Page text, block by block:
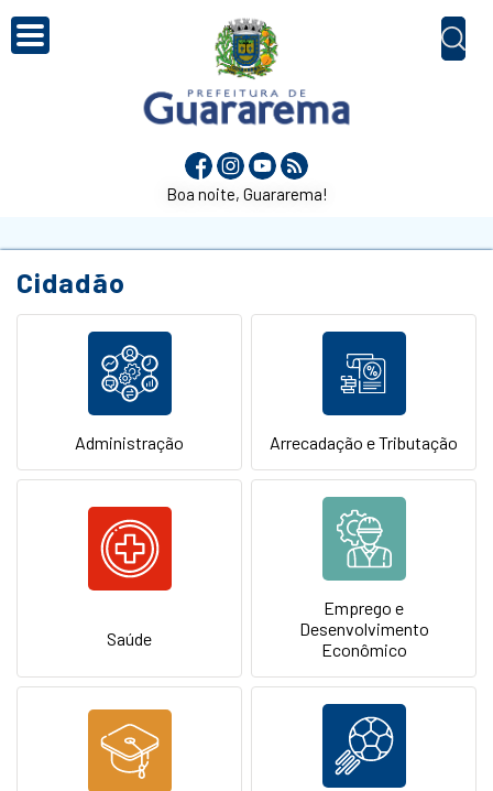
Boa noite, Guararema!
Cidadão
Administração Arrecadação e Tributação
Saúde
Emprego e
Desenvolvimento
Econômico